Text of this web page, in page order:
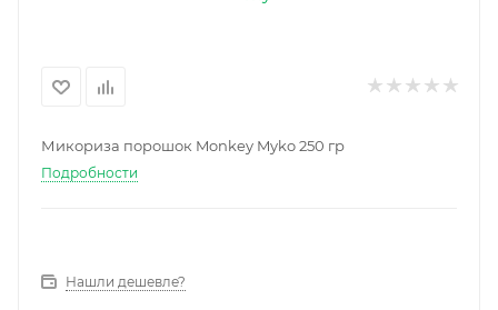
Микориза порошок Monkey Myko 250 гр
Подробности
Нашли дешевле?